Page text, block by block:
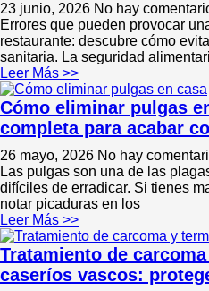
23 junio, 2026 No hay
Errores que pueden provocar
restaurante: descubre cómo
sanitaria. La seguridad
Leer Más >>
Cómo eliminar pulgas
completa para acabar
26 mayo, 2026 No hay
Las pulgas son una de las
difíciles de erradicar. Si tienes
notar picaduras en los
Leer Más >>
Tratamiento de
caseríos vascos: